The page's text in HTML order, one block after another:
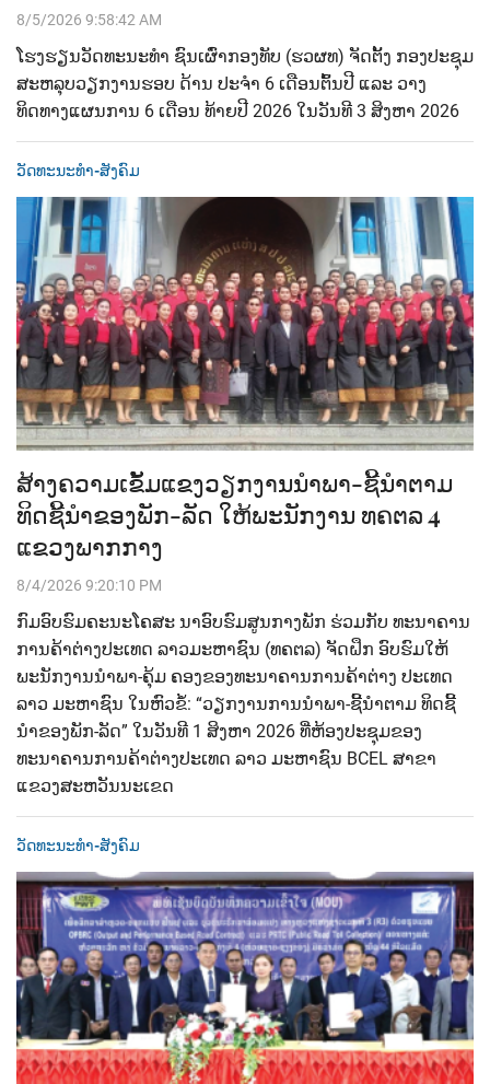
8/5/2026 9:58:42 AM
ໂຮງຮຽນວັດທະນະທຳ ຊົນເຜົ່າກອງທັບ (ຮວຜທ) ຈັດຕັ້ງ ກອງປະຊຸມ
ສະຫລຸບວຽກງານຮອບ ດ້ານ ປະຈໍາ 6 ເດືອນຕົ້ນປີ ແລະ ວາງ
ທິດທາງແຜນການ 6 ເດືອນ ທ້າຍປີ 2026 ໃນວັນທີ 3 ສິງຫາ 2026
ວັດທະນະທຳ-ສັງຄົມ
ສ້າງຄວາມເຂັ້ມແຂງວຽກງານນຳພາ-ຊີ້ນຳຕາມ
ທິດຊີ້ນຳຂອງພັກ-ລັດ ໃຫ້ພະນັກງານ ທຄຕລ 4
ແຂວງພາກກາງ
8/4/2026 9:20:10 PM
ກົມອົບຮົມຄະນະໂຄສະ ນາອົບຮົມສູນກາງພັກ ຮ່ວມກັບ ທະນາຄານ
ການຄ້າຕ່າງປະເທດ ລາວມະຫາຊົນ (ທຄຕລ) ຈັດຝຶກ ອົບຮົມໃຫ້
ພະນັກງານນຳພາ-ຄຸ້ມ ຄອງຂອງທະນາຄານການຄ້າຕ່າງ ປະເທດ
ລາວ ມະຫາຊົນ ໃນຫົວຂໍ້: “ວຽກງານການນໍາພາ-ຊີ້ນໍາຕາມ ທິດຊີ້
ນໍາຂອງພັກ-ລັດ” ໃນວັນທີ 1 ສິງຫາ 2026 ທີ່ຫ້ອງປະຊຸມຂອງ
ທະນາຄານການຄ້າຕ່າງປະເທດ ລາວ ມະຫາຊົນ BCEL ສາຂາ
ແຂວງສະຫວັນນະເຂດ
ວັດທະນະທຳ-ສັງຄົມ